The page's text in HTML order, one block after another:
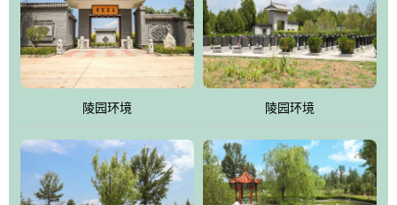
势如宏，是华北地区最大的平川式墓园，陵园以皇家建筑风格为载
体吸取现代园林艺术之精华
陵园环境 陵园环境